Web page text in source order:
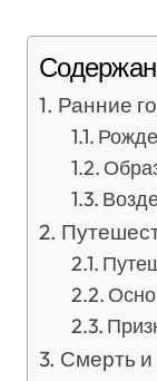
Ранние
Смерть